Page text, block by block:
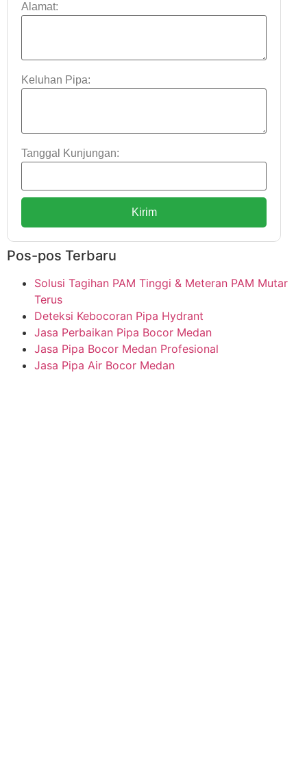
Alamat:
Keluhan Pipa:
Tanggal Kunjungan:
Kirim
Pos-pos Terbaru
Solusi Tagihan PAM Tinggi & Meteran PAM Mutar
Terus
Deteksi Kebocoran Pipa Hydrant
Jasa Perbaikan Pipa Bocor Medan
Jasa Pipa Bocor Medan Profesional
Jasa Pipa Air Bocor Medan